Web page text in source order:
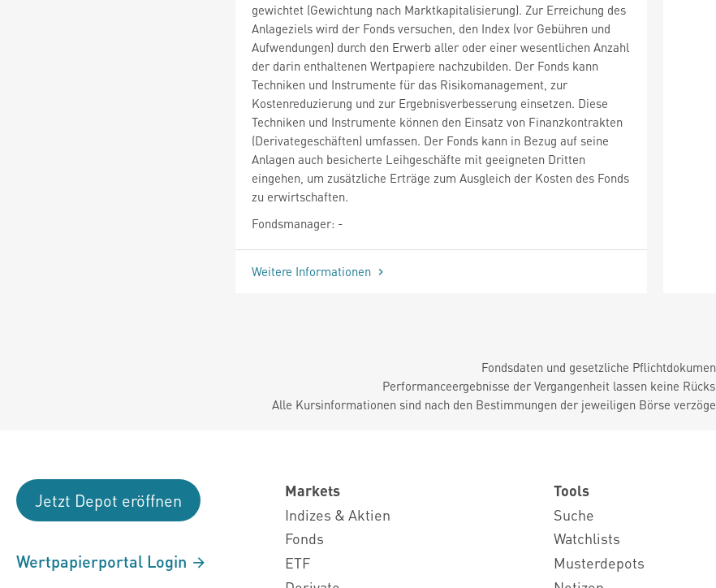
gewichtet (Gewichtung nach Marktkapitalisierung). Zur Erreichung des
Anlageziels wird der Fonds versuchen, den Index (vor Gebühren und
Aufwendungen) durch den Erwerb aller oder einer wesentlichen Anzahl
der darin enthaltenen Wertpapiere nachzubilden. Der Fonds kann
Techniken und Instrumente für das Risikomanagement, zur
Kostenreduzierung und zur Ergebnisverbesserung einsetzen. Diese
Techniken und Instrumente können den Einsatz von Finanzkontrakten
(Derivategeschäften) umfassen. Der Fonds kann in Bezug auf seine
Anlagen auch besicherte Leihgeschäfte mit geeigneten Dritten
eingehen, um zusätzliche Erträge zum Ausgleich der Kosten des Fonds
zu erwirtschaften.
Fondsmanager: -
Weitere Informationen
Fondsdaten und gesetzliche
Performanceergebnisse der Vergangenheit lassen keine
Alle Kursinformationen sind nach den Bestimmungen der jeweiligen Börse
Jetzt Depot eröffnen
Wertpapierportal Login
Markets
Indizes & Aktien
Fonds
ETF
Tools
Suche
Watchlists
Musterdepots